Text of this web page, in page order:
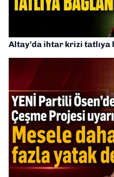
Altay’da ihtar krizi tatlıya